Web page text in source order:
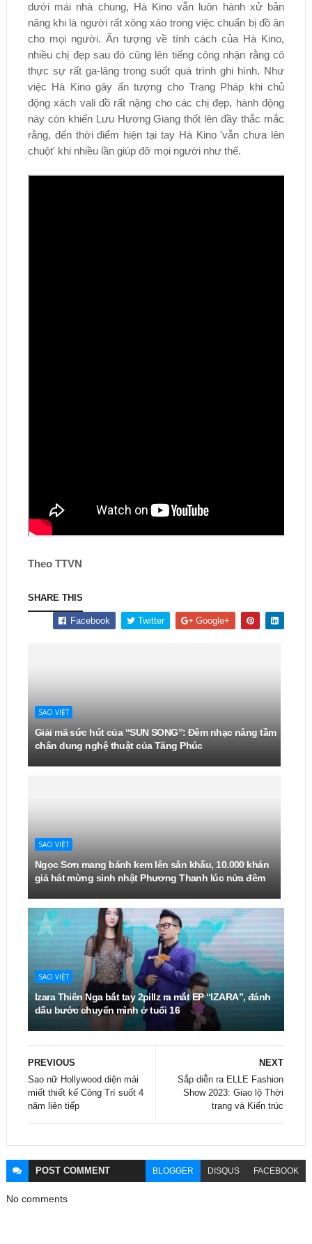
dưới mái nhà chung, Hà Kino vẫn luôn hành xử bản
năng khi là người rất xông xáo trong việc chuẩn bị đồ ăn
cho mọi người. Ấn tượng về tính cách của Hà Kino,
nhiều chị đẹp sau đó cũng lên tiếng công nhận rằng cô
thực sự rất ga-lăng trong suốt quá trình ghi hình. Như
việc Hà Kino gây ấn tượng cho Trang Pháp khi chủ
động xách vali đồ rất nặng cho các chị đẹp, hành động
này còn khiến Lưu Hương Giang thốt lên đầy thắc mắc
rằng, đến thời điểm hiện tại tay Hà Kino 'vẫn chưa lên
chuột' khi nhiều lần giúp đỡ mọi người như thế.
Theo TTVN
SHARE THIS
Facebook Twitter Google+
SAO VIỆT
Giải mã sức hút của “SUN SONG”: Đêm nhạc nâng tầm
chân dung nghệ thuật của Tăng Phúc
SAO VIỆT
Ngọc Sơn mang bánh kem lên sân khấu, 10.000 khán
giả hát mừng sinh nhật Phương Thanh lúc nửa đêm
SAO VIỆT
Izara Thiên Nga bắt tay 2pillz ra mắt EP “IZARA”, đánh
dấu bước chuyển mình ở tuổi 16
NEXT
Sắp diễn ra ELLE Fashion
Show 2023: Giao lộ Thời
trang và Kiến trúc
PREVIOUS
Sao nữ Hollywood diện mải
miết thiết kế Công Trí suốt 4
năm liên tiếp
POST COMMENT BLOGGER DISQUS FACEBOOK
No comments